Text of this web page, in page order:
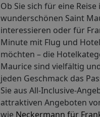
Ob Sie sich für eine Reise
wunderschönen Saint
interessieren oder für
Minute mit Flug und
möchten – die
Maurice sind vielfältig
jeden Geschmack das
Sie aus All-Inclusive-
attraktiven Angeboten
wie Neckermann für